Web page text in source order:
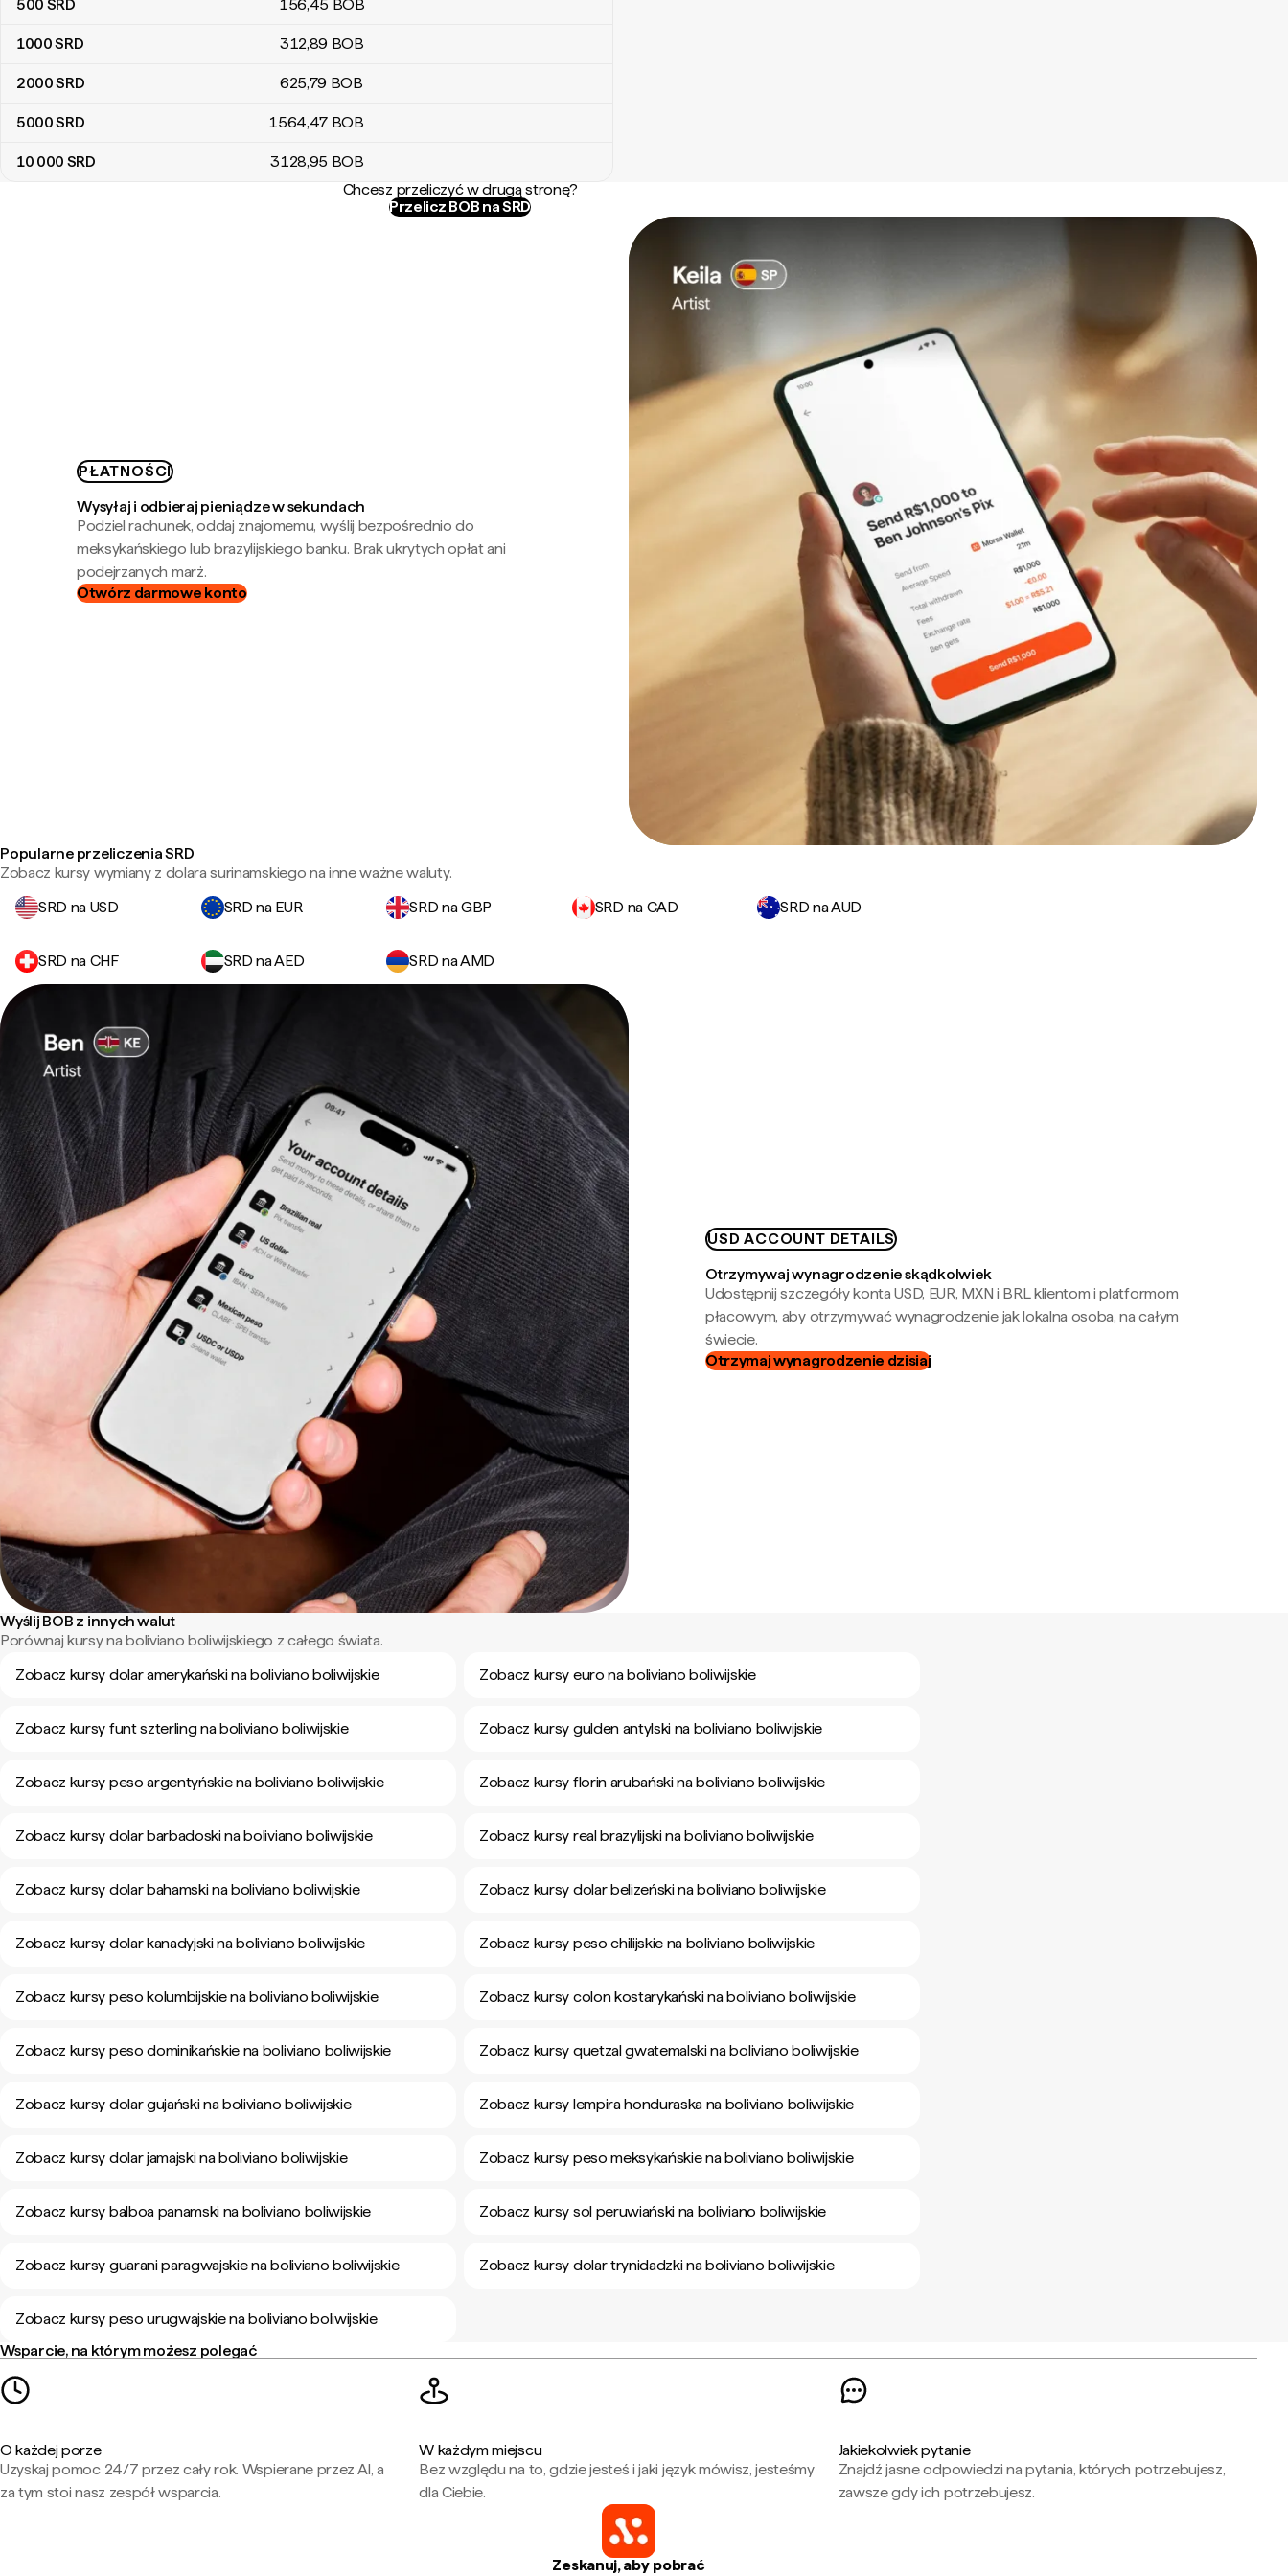
500 SRD 156,45 BOB
1000SRD 312,89 BOB
2000SRD 625,79 BOB
5000SRD 1564,47 BOB
10 000 SRD 3128,95 BOB
Chcesz przeliczyć w drugą stronę?
Przelicz BOB na SRD
PŁATNOŚCI
Wysyłaj i odbieraj pieniądze w sekundach
Podziel rachunek, oddaj znajomemu, wyślij bezpośrednio do
meksykańskiego lub brazylijskiego banku. Brak ukrytych opłat ani
podejrzanych marż.
Otwórz darmowe konto
Popularne przeliczenia SRD
Zobacz kursy wymiany z dolara surinamskiego na inne ważne waluty.
SRD na USD
SRD na EUR SRD na GBP SRD na CAD SRD na AUD
SRD na CHF SRD na AED SRD na AMD
USD ACCOUNT DETAILS
Otrzymywaj wynagrodzenie skądkolwiek
Udostępnij szczegóły konta USD, EUR, MXN i BRL klientom i platformom
płacowym, aby otrzymywać wynagrodzenie jak lokalna osoba, na całym
świecie.
Otrzymaj wynagrodzenie dzisiaj
Wyślij BOB z innych walut
Porównaj kursy na boliviano boliwijskiego z całego świata.
Zobacz kursy dolar amerykański na boliviano boliwijskie
Zobacz kursy euro na boliviano boliwijskie
Zobacz kursy funt szterling na boliviano boliwijskie Zobacz kursy gulden antylski na boliviano boliwijskie
Zobacz kursy peso argentyńskie na boliviano boliwijskie Zobacz kursy florin arubański na boliviano boliwijskie
Zobacz kursy dolar barbadoski na boliviano boliwijskie Zobacz kursy real brazylijski na boliviano boliwijskie
Zobacz kursy dolar bahamski na boliviano boliwijskie Zobacz kursy dolar belizeński na boliviano boliwijskie
Zobacz kursy dolar kanadyjski na boliviano boliwijskie Zobacz kursy peso chilijskie na boliviano boliwijskie
Zobacz kursy peso kolumbijskie na boliviano boliwijskie Zobacz kursy colon kostarykański na boliviano boliwijskie
Zobacz kursy peso dominikańskie na boliviano boliwijskie Zobacz kursy quetzal gwatemalski na boliviano boliwijskie
Zobacz kursy dolar gujański na boliviano boliwijskie Zobacz kursy lempira honduraska na boliviano boliwijskie
Zobacz kursy dolar jamajski na boliviano boliwijskie Zobacz kursy peso meksykańskie na boliviano boliwijskie
Zobacz kursy balboa panamski na boliviano boliwijskie Zobacz kursy sol peruwiański na boliviano boliwijskie
Zobacz kursy guarani paragwajskie na boliviano boliwijskie Zobacz kursy dolar trynidadzki na boliviano boliwijskie
Zobacz kursy peso urugwajskie na boliviano boliwijskie
Wsparcie, na którym możesz polegać
O każdej porze
Uzyskaj pomoc 24/7 przez cały rok. Wspierane przez AI, a
za tym stoi nasz zespół wsparcia.
W każdym miejscu
Bez względu na to, gdzie jesteś i jaki język mówisz, jesteśmy
dla Ciebie.
Jakiekolwiek pytanie
Znajdź jasne odpowiedzi na pytania, których potrzebujesz,
zawsze gdy ich potrzebujesz.
Zeskanuj, aby pobrać